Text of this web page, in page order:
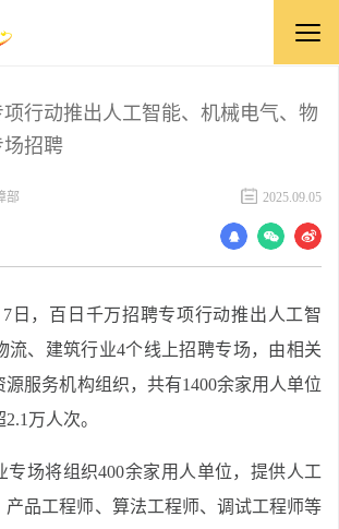
行动推出人工智能、机械电气、物
招聘
部 2025.09.05
7日，百日千万招聘专项行动推出 人工智
流、建筑行业4个线上招聘专场， 由相关
服务机构组织， 共有1400余家用人单位
2.1 万人次。
专场将组织400余家用人单位，提供人工
产品工程师、 算法工程师、调试工程师等